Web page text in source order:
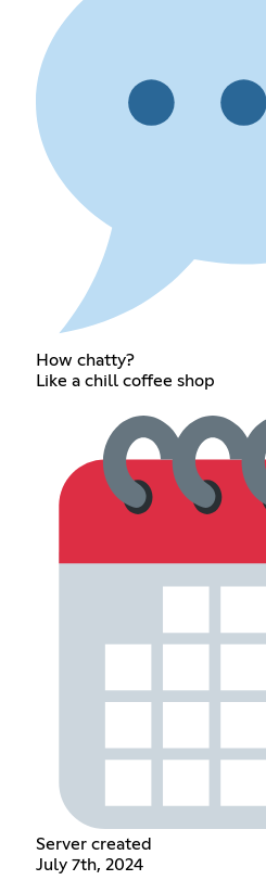
How chatty?
Like a chill coffee shop
Server created
July 7th, 2024